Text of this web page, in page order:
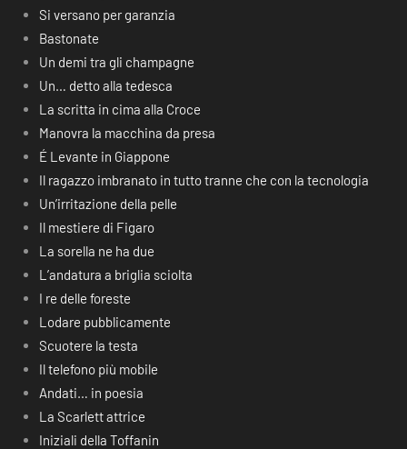
Si versano per garanzia
Bastonate
Un demi tra gli champagne
Un… detto alla tedesca
La scritta in cima alla Croce
Manovra la macchina da presa
É Levante in Giappone
Il ragazzo imbranato in tutto tranne che con la tecnologia
Un’irritazione della pelle
Il mestiere di Figaro
La sorella ne ha due
L’andatura a briglia sciolta
I re delle foreste
Lodare pubblicamente
Scuotere la testa
Il telefono più mobile
Andati… in poesia
La Scarlett attrice
Iniziali della Toffanin